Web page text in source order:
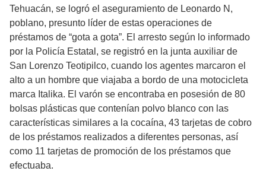
Tehuacán, se logró el aseguramiento de Leonardo N,
poblano, presunto líder de estas operaciones de
préstamos de “gota a gota”. El arresto según lo informado
por la Policía Estatal, se registró en la junta auxiliar de
San Lorenzo Teotipilco, cuando los agentes marcaron el
alto a un hombre que viajaba a bordo de una motocicleta
marca Italika. El varón se encontraba en posesión de 80
bolsas plásticas que contenían polvo blanco con las
características similares a la cocaína, 43 tarjetas de cobro
de los préstamos realizados a diferentes personas, así
como 11 tarjetas de promoción de los préstamos que
efectuaba.